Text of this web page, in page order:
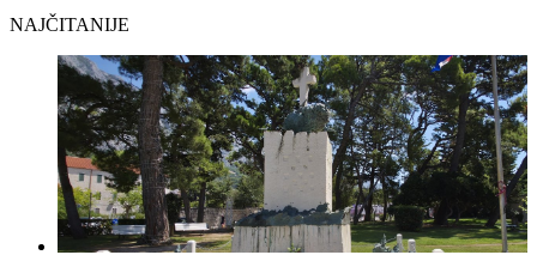
NAJČITANIJE